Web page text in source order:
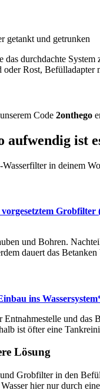
getankt und getrunken
durchdachte
Rost, Befülladapter
Code2onthego
aufwendig ist
in deinem
Grobfilter
und Bohren.
dauert das
ins
Entnahmestelle und
ist öfter eine
Lösung
Grobfilter in den
hier nur durch